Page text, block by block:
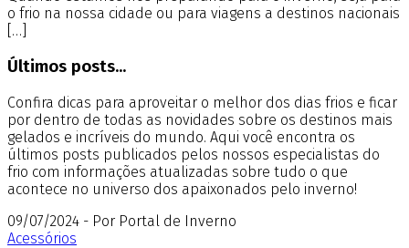
o frio na nossa cidade ou para viagens a destinos nacionais
[…]
Últimos posts...
Confira dicas para aproveitar o melhor dos dias frios e ficar
por dentro de todas as novidades sobre os destinos mais
gelados e incríveis do mundo. Aqui você encontra os
últimos posts publicados pelos nossos especialistas do
frio com informações atualizadas sobre tudo o que
acontece no universo dos apaixonados pelo inverno!
09/07/2024 - Por Portal de Inverno
Acessórios